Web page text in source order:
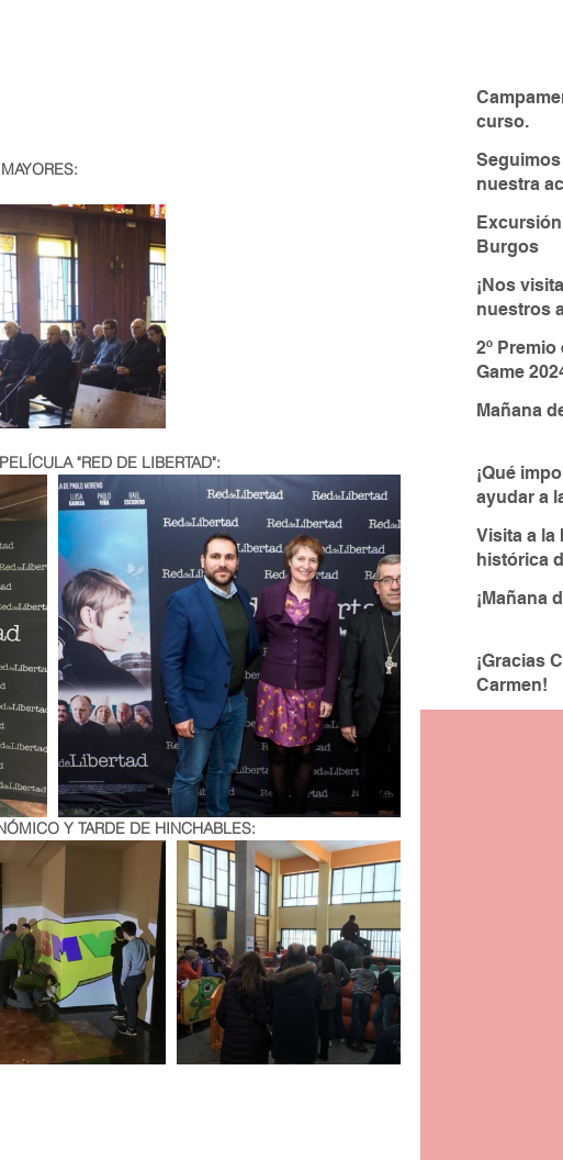
curso.
nuestra
Burgos
¡Nos
nuestros
2º
Game
Mañana
¡Qué
ayudar a
Visita a la
histórica
¡Mañana
¡Gracias
Carmen!
"RED DE LIBERTAD":
Y TARDE DE HINCHABLES: